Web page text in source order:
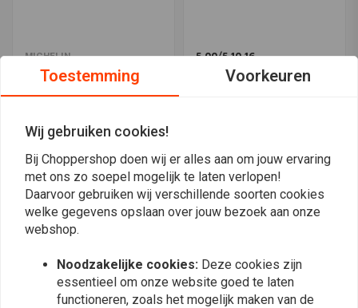
MICHELIN
17" 130/70 140/70 130/80
120/90 binnenband
€19,53
5.00/5.10 16
Inch Binnenband
Toestemming Voorkeuren
Wij gebruiken cookies!
Bij Choppershop doen wij er alles aan om jouw ervaring
met ons zo soepel mogelijk te laten verlopen!
Daarvoor gebruiken wij verschillende soorten cookies
welke gegevens opslaan over jouw bezoek aan onze
webshop.
Noodzakelijke cookies: Deze cookies zijn
essentieel om onze website goed te laten
functioneren, zoals het mogelijk maken van de